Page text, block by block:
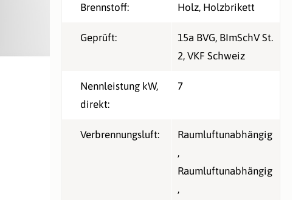
Brennstoff: Holz, Holzbrikett
Geprüft: 15a BVG, BImSchV St.
2, VKF Schweiz
Nennleistung kW,
direkt:
7
Verbrennungsluft:
Raumluftunabhängig
,
Raumluftunabhängig
,